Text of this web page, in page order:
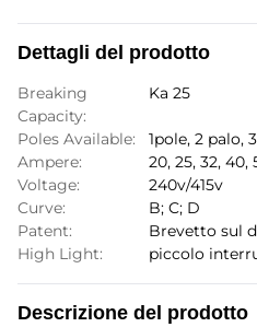
Dettagli del prodotto
Breaking
Capacity:
Ka 25
Poles Available:
1pole, 2 palo,
Ampere:
20, 25, 32, 40,
Voltage:
240v/415v
Curve:
B; C; D
Patent:
Brevetto sul
High Light:
piccolo
Descrizione del prodotto